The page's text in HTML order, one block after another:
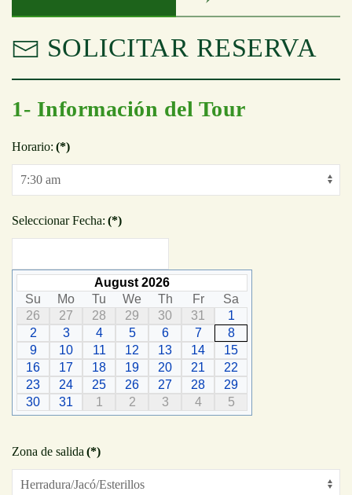
SOLICITAR RESERVA
1- Información del Tour
Horario: (*)
Seleccionar Fecha: (*)
August 2026
Su
Mo Tu We Th Fr
Sa
26
27 28 29 30 31
1
2
3 4 5 6 7
8
9
10 11 12 13 14
15
16
17 18 19 20 21
22
23
24 25 26 27 28
29
30
31 1 2 3 4 5
Zona de salida (*)